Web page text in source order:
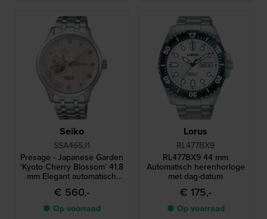
Seiko
SSA465J1
Presage - Japanese Garden
‘Kyoto Cherry Blossom’ 41.8
mm Elegant automatisch
horloge met open hart en
24-uurs wijzerplaat
€ 560,-
● Op voorraad
Lorus
RL477BX9
RL477BX9 44 mm
Automatisch herenhorloge
met dag-datum
€ 175,-
● Op voorraad